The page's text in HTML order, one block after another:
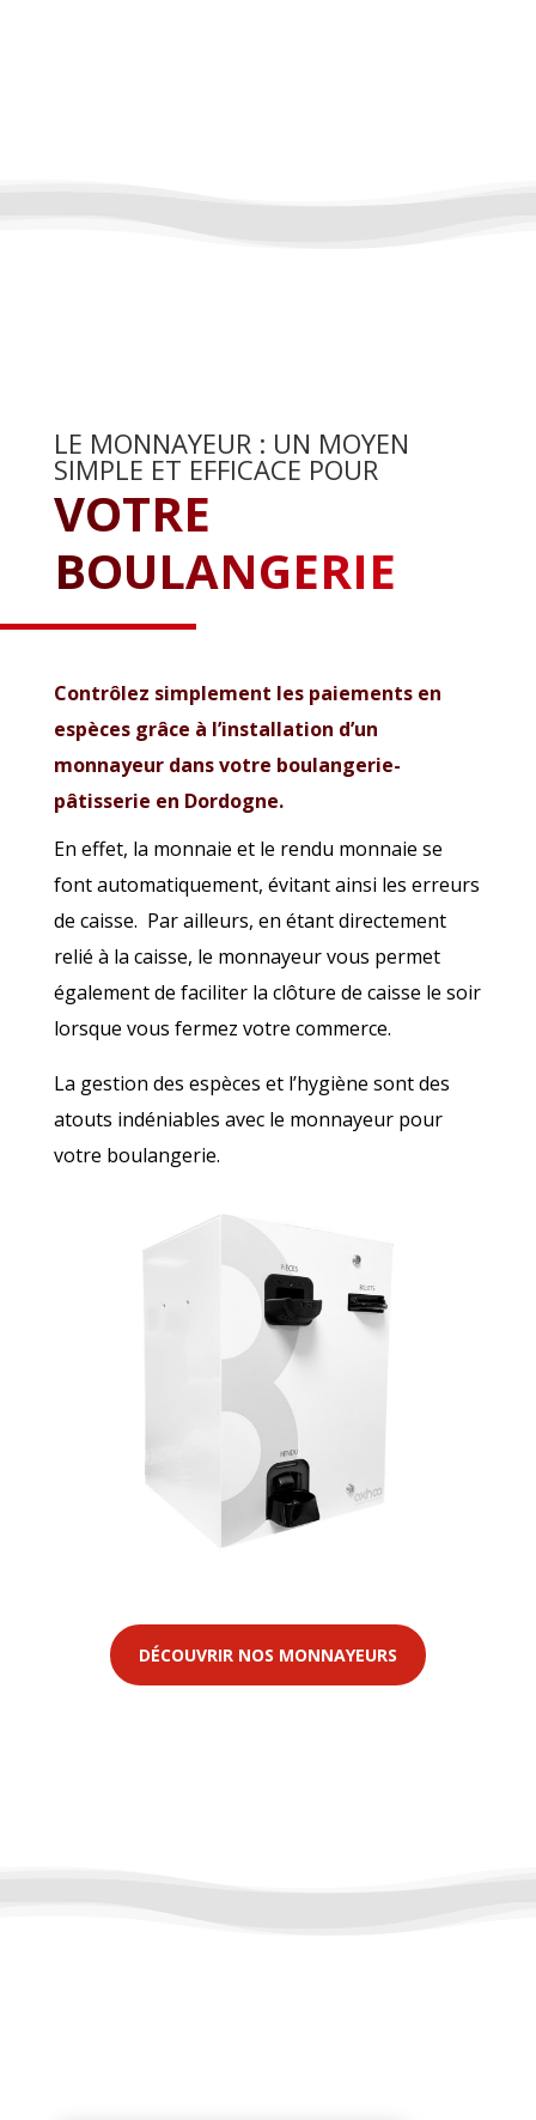
LE MONNAYEUR : UN MOYEN
SIMPLE ET EFFICACE POUR
VOTRE
BOULANGERIE
Contrôlez simplement les paiements en
espèces grâce à l’installation d’un
monnayeur dans votre boulangerie-
pâtisserie en Dordogne.
En effet, la monnaie et le rendu monnaie se
font automatiquement, évitant ainsi les erreurs
de caisse. Par ailleurs, en étant directement
relié à la caisse, le monnayeur vous permet
également de faciliter la clôture de caisse le soir
lorsque vous fermez votre commerce.
La gestion des espèces et l’hygiène sont des
atouts indéniables avec le monnayeur pour
votre boulangerie.
DÉCOUVRIR NOS MONNAYEURS